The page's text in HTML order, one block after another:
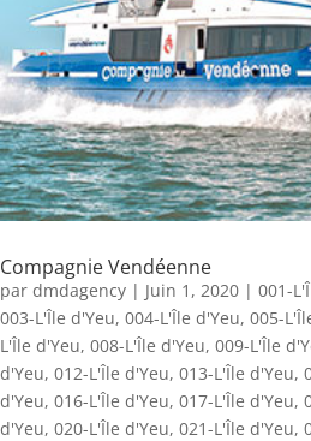
Compagnie Vendéenne
par dmdagency | Juin 1, 2020 | 001-
003-L'Île d'Yeu, 004-L'Île d'Yeu, 005-
L'Île d'Yeu, 008-L'Île d'Yeu, 009-L'Île
d'Yeu, 012-L'Île d'Yeu, 013-L'Île d'Yeu,
d'Yeu, 016-L'Île d'Yeu, 017-L'Île d'Yeu,
d'Yeu, 020-L'Île d'Yeu, 021-L'Île d'Yeu,